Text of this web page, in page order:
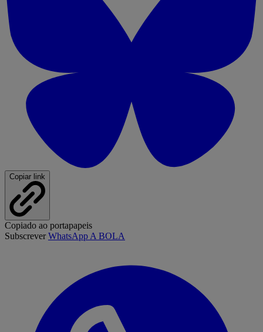
Copiar link
Copiado ao portapapeis
SubscreverWhatsApp A BOLA